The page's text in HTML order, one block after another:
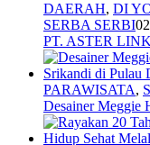
DAERAH, DI
SERBA SERBI
PT. ASTER
PARAWISATA,
Desainer Meggie